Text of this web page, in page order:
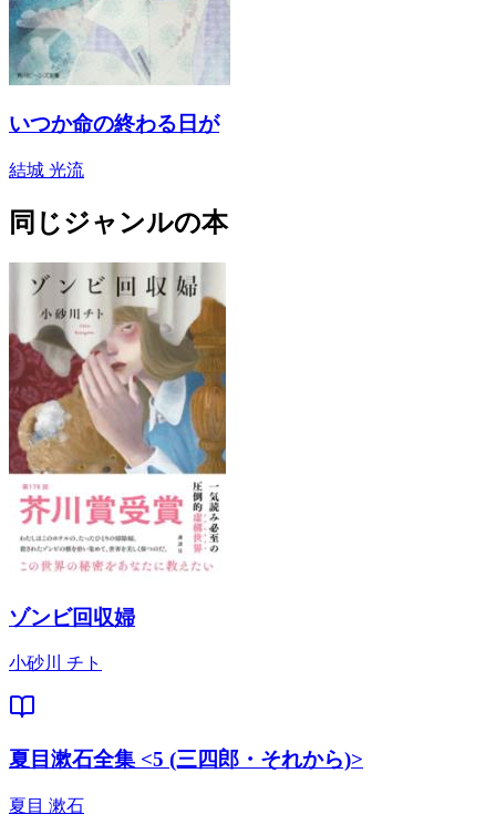
いつか命の終わる日が
結城 光流
同じジャンルの本
ゾンビ回収婦
小砂川 チト
夏目漱石全集 <5 (三四郎・それから)>
夏目 漱石